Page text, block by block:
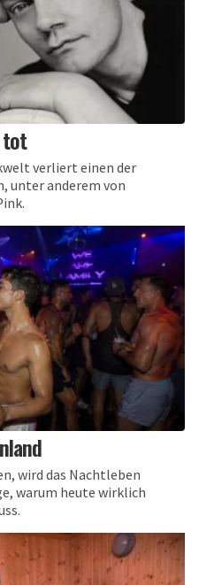
tot
verliert einen der
unter anderem von
wird das Nachtleben
warum heute wirklich